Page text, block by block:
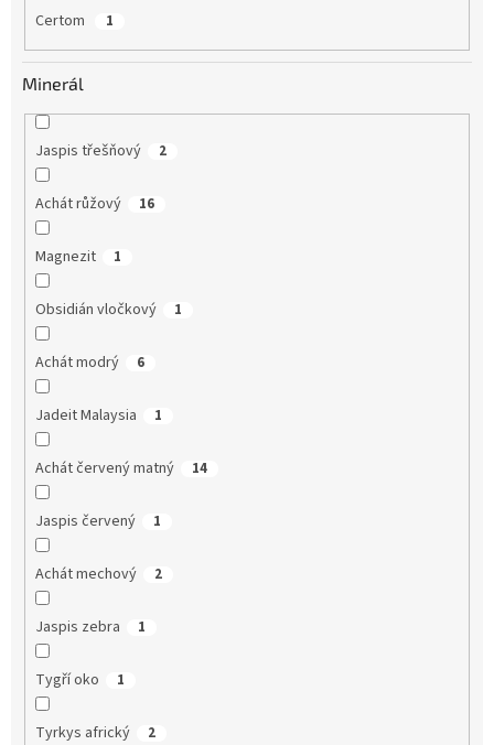
Certom 1
Minerál
Jaspis třešňový 2
Achát růžový 16
Magnezit 1
Obsidián vločkový 1
Achát modrý 6
Jadeit Malaysia 1
Achát červený matný 14
Jaspis červený 1
Achát mechový 2
Jaspis zebra 1
Tygří oko 1
Tyrkys africký 2